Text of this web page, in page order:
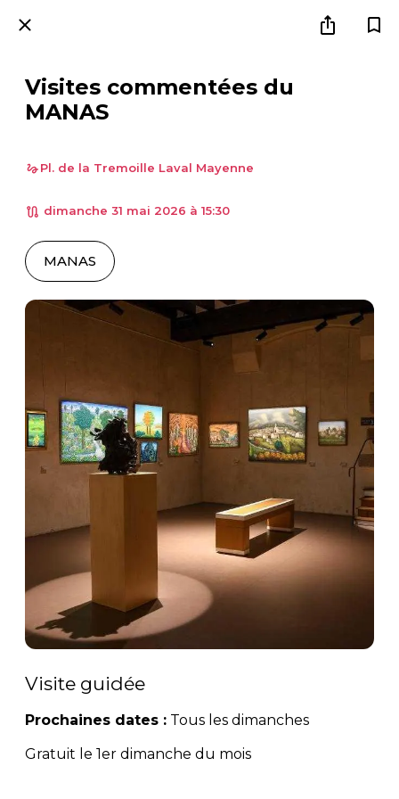
Visites commentées du
MANAS
Pl. de la Tremoille Laval Mayenne
dimanche 31 mai 2026 à 15:30
MANAS
Visite guidée
Prochaines dates : Tous les dimanches
Gratuit le 1er dimanche du mois